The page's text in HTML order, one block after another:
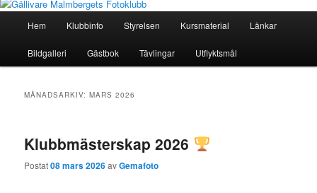
Hoppa
till
Hoppa
till
Hem Klubbinfo Styrelsen Kursmaterial Länkar
Bildgalleri Gästbok Tävlingar Utflyktsmål
MÅNADSARKIV:MARS 2026
Klubbmästerskap 2026
Postat08 mars 2026avGemafoto